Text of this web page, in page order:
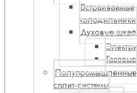
Встраиваемые
холодильники
Духовые
Газовые
Полупромышленные
сплит-системы